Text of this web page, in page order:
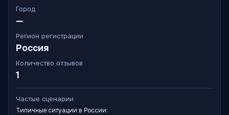
Город
—
Регион регистрации
Россия
Количество отзывов
1
Частые сценарии
Типичные ситуации в России: